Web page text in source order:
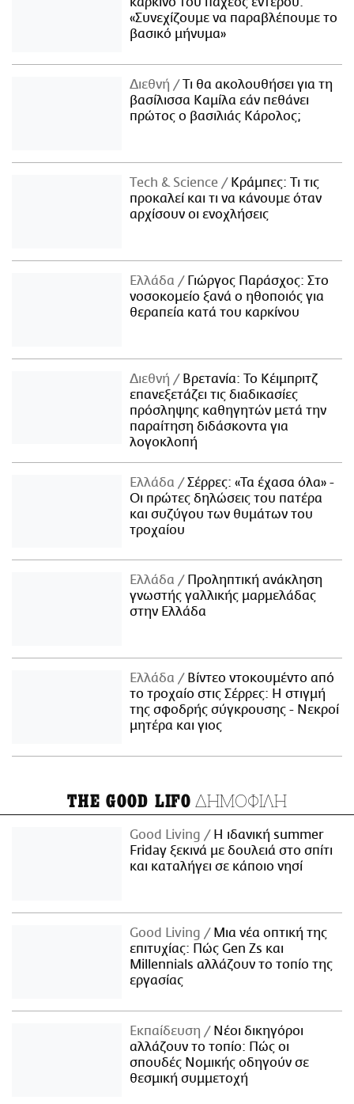
«Συνεχίζουμε να παραβλέπουμε το
βασικό μήνυμα»
Διεθνή
Τι θα ακολουθήσει για τη
βασίλισσα Καμίλα εάν πεθάνει
πρώτος ο βασιλιάς Κάρολος;
Τech & Science
Κράμπες: Τι τις
προκαλεί και τι να κάνουμε όταν
αρχίσουν οι ενοχλήσεις
Ελλάδα
Γιώργος Παράσχος: Στο
νοσοκομείο ξανά ο ηθοποιός για
θεραπεία κατά του καρκίνου
Διεθνή
Βρετανία: Το Κέιμπριτζ
επανεξετάζει τις διαδικασίες
πρόσληψης καθηγητών μετά την
παραίτηση διδάσκοντα για
λογοκλοπή
Ελλάδα
Σέρρες: «Τα έχασα όλα» -
Οι πρώτες δηλώσεις του πατέρα
και συζύγου των θυμάτων του
τροχαίου
Ελλάδα
Προληπτική ανάκληση
γνωστής γαλλικής μαρμελάδας
στην Ελλάδα
Ελλάδα
Βίντεο ντοκουμέντο από
το τροχαίο στις Σέρρες: Η στιγμή
της σφοδρής σύγκρουσης - Νεκροί
μητέρα και γιος
THE GOOD LIFO ΔΗΜΟΦΙΛΗ
Good Living
Η ιδανική summer
Friday ξεκινά με δουλειά στο σπίτι
και καταλήγει σε κάποιο νησί
Good Living
Μια νέα οπτική της
επιτυχίας: Πώς Gen Zs και
Millennials αλλάζουν το τοπίο της
εργασίας
Εκπαίδευση
Νέοι δικηγόροι
αλλάζουν το τοπίο: Πώς οι
σπουδές Νομικής οδηγούν σε
θεσμική συμμετοχή